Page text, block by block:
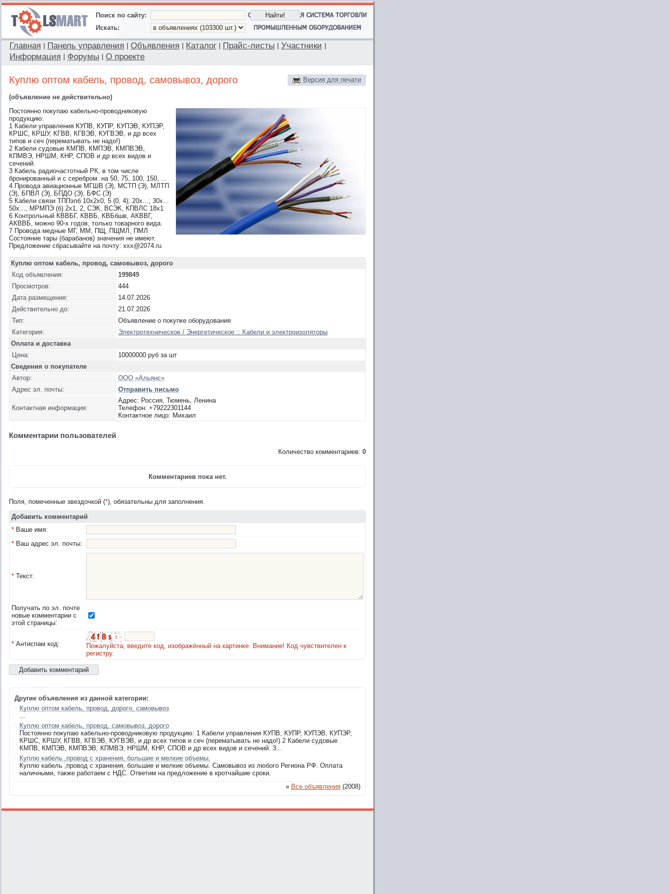
Поиск по сайту:
Искать:
Главная Панель управления Объявления Каталог Прайс-листы Участники
Информация Форумы О проекте
Версия для печати
Куплю оптом кабель, провод, самовывоз, дорого
(объявление не действительно)
Постоянно покупаю кабельно-проводниковую
продукцию:
1 Кабели управления КУПВ, КУПР, КУПЭВ, КУПЭР,
КРШС, КРШУ, КГВВ, КГВЭВ, КУГВЭВ, и др всех
типов и сеч (перематывать не надо!)
2 Кабели судовые КМПВ, КМПЭВ, КМПВЭВ,
КПМВЭ, НРШМ, КНР, СПОВ и др всех видов и
сечений.
3 Кабель радиочастотный РК, в том числе
бронированный и с серебром. на 50, 75, 100, 150, ...
4 Провода авиационные МГШВ (Э), МСТП (Э), МЛТП
(Э), БПВЛ (Э), БПДО (Э), БФС (Э)
5 Кабели связи ТППэпб 10х2х0, 5 (0, 4); 20х...; 30х...
50х..., МРМПЭ (б) 2х1, 2, СЭК, ВСЭК, КПВЛС 18х1
6 Контрольный КВВБГ, КВВБ, КВБбшв, АКВВГ,
АКВВБ, можно 90-х годов, только товарного вида.
7 Провода медные МГ, ММ, ПЩ, ПЩМЛ, ПМЛ
Состояние тары (барабанов) значения не имеют.
Предложение сбрасывайте на почту: xxx@2074.ru
Куплю оптом кабель, провод, самовывоз, дорого
Код объявления:
199849
Просмотров:
444
Дата размещения:
14.07.2026
Действительно до:
21.07.2026
Тип:
Объявление о покупке оборудования
Категория:
Электротехническое / Энергетическое :: Кабели и электроизоляторы
Оплата и доставка
Цена:
10000000 руб за шт
Сведения о покупателе
Автор:
ООО «Альянс»
Адрес эл. почты:
Отправить письмо
Контактная информация:
Адрес: Россия, Тюмень, Ленина
Телефон: +79222301144
Контактное лицо: Михаил
Комментарии пользователей
Количество комментариев: 0
Комментариев пока нет.
Поля, помеченные звездочкой (*), обязательны для заполнения.
Добавить комментарий
* Ваше имя:
* Ваш адрес эл. почты:
* Текст:
Получать по эл. почте
новые комментарии с
этой страницы:
* Антиспам код:
Пожалуйста, введите код, изображённый на картинке. Внимание! Код чувствителен к
регистру.
Другие объявления из данной категории:
Куплю оптом кабель, провод, дорого, самовывоз
...
Куплю оптом кабель, провод, самовывоз, дорого
Постоянно покупаю кабельно-проводниковую продукцию: 1 Кабели управления КУПВ, КУПР, КУПЭВ, КУПЭР,
КРШС, КРШУ, КГВВ, КГВЭВ, КУГВЭВ, и др всех типов и сеч (перематывать не надо!) 2 Кабели судовые
КМПВ, КМПЭВ, КМПВЭВ, КПМВЭ, НРШМ, КНР, СПОВ и др всех видов и сечений. 3...
Куплю кабель ,провод с хранения, большие и мелкие объемы.
Куплю кабель ,провод с хранения, большие и мелкие объемы. Самовывоз из любого Региона РФ. Оплата
наличными, также работаем с НДС. Ответим на предложение в кротчайшие сроки.
» Все объявления (2008)